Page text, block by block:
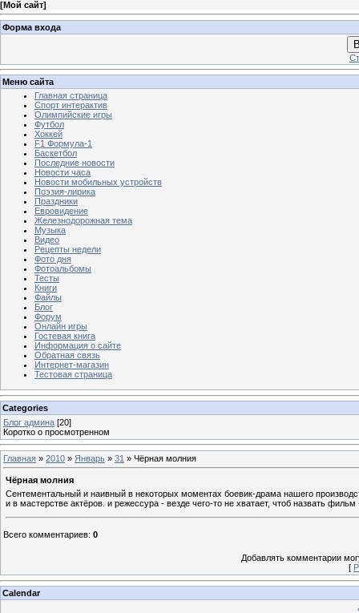
[Мой сайт]
Форма входа
Меню сайта
Главная страница
Спорт интерактив
Олимпийские игры
Футбол
Хоккей
F1 Формула-1
Баскетбол
Последние новости
Новости часа
Новости мобильных устройств
Поэзия-лирика
Праздники
Евровидение
Железнодорожная тема
Музыка
Видео
Рецепты недели
Фото дня
Фотоальбомы
Тесты
Книги
Файлы
Блог
Форум
Онлайн игры
Гостевая книга
Информация о сайте
Обратная связь
Интернет-магазин
Тестовая страница
Categories
Блог админа [20]
Коротко о просмотренном
Главная » 2010 » Январь » 31 » Чёрная молния
Чёрная молния
Сентементальный и наивный в некоторых моментах боевик-драма нашего
и в мастерстве актёров. и режессура - везде чего-то не хватает, чтоб назвать
Всего комментариев: 0
Добавлять комментарии
[
Calendar